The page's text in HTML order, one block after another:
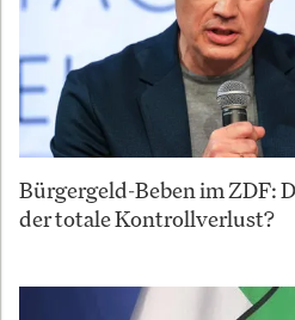
Bürgergeld-Beben im ZDF:
der totale Kontrollverlust?